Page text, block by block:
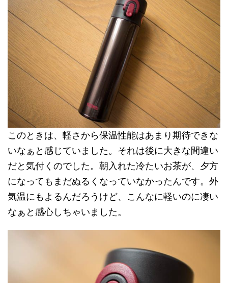
このときは、軽さから保温性能はあまり期待できな
いなぁと感じていました。それは後に大きな間違い
だと気付くのでした。朝入れた冷たいお茶が、夕方
になってもまだぬるくなっていなかったんです。外
気温にもよるんだろうけど、こんなに軽いのに凄い
なぁと感心しちゃいました。